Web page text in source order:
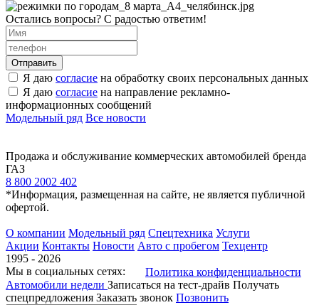
Остались вопросы? С радостью ответим!
Я даю согласие на обработку своих персональных данных
Я даю согласие на направление рекламно-
информационных сообщений
Модельный ряд Все новости
Продажа и обслуживание коммерческих автомобилей бренда
ГАЗ
8 800 2002 402
*Информация, размещенная на сайте, не является публичной
офертой.
О компании Модельный ряд Спецтехника Услуги
Акции Контакты Новости Авто с пробегом Техцентр
1995 - 2026
Мы в социальных сетях:
Политика конфиденциальности
Автомобили недели Записаться на тест-драйв Получать
спецпредложения Заказать звонок Позвонить